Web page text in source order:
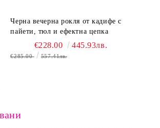
Черна вечерна рокля от кадифе с
пайети, тюл и ефектна цепка
€228.00 445.93лв.
€285.00 557.41лв.